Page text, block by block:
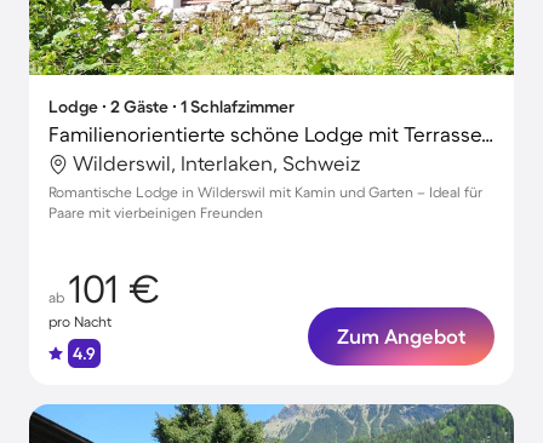
Lodge ∙ 2 Gäste ∙ 1 Schlafzimmer
Familienorientierte schöne Lodge mit Terrasse, Grill und Garten | Hunde erlaubt
Wilderswil, Interlaken, Schweiz
Romantische Lodge in Wilderswil mit Kamin und Garten – Ideal für
Paare mit vierbeinigen Freunden
ab 101 €
pro Nacht
4.9
Zum Angebot